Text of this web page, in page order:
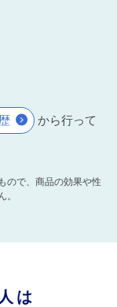
から行って
ので、商品の効果や性
。
は